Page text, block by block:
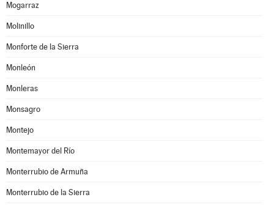
Mogarraz
Molinillo
Monforte de la Sierra
Monleón
Monleras
Monsagro
Montejo
Montemayor del Río
Monterrubio de Armuña
Monterrubio de la Sierra